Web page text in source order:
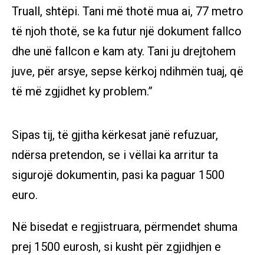
Truall, shtëpi. Tani më thotë mua ai, 77 metro
të njoh thotë, se ka futur një dokument fallco
dhe unë fallcon e kam aty. Tani ju drejtohem
juve, për arsye, sepse kërkoj ndihmën tuaj, që
të më zgjidhet ky problem.”
Sipas tij, të gjitha kërkesat janë refuzuar,
ndërsa pretendon, se i vëllai ka arritur ta
sigurojë dokumentin, pasi ka paguar 1500
euro.
Në bisedat e regjistruara, përmendet shuma
prej 1500 eurosh, si kusht për zgjidhjen e